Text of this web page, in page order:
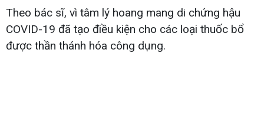
Theo bác sĩ, vì tâm lý hoang mang di chứng hậu
COVID-19 đã tạo điều kiện cho các loại thuốc bổ
được thần thánh hóa công dụng.